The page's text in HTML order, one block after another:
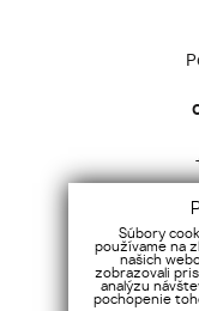
Súbory
používame na
našich
zobrazovali
analýzu
pochopenie